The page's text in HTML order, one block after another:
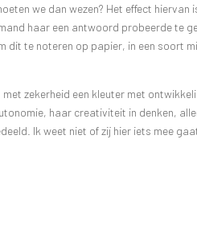
we dan wezen? Het effect
haar een antwoord probeerde te
dit te noteren op papier, in een soort
met zekerheid een kleuter met
haar creativiteit in denken,
Ik weet niet of zij hier iets mee